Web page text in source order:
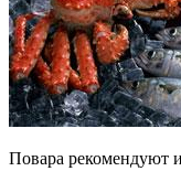
Повара рекомендуют